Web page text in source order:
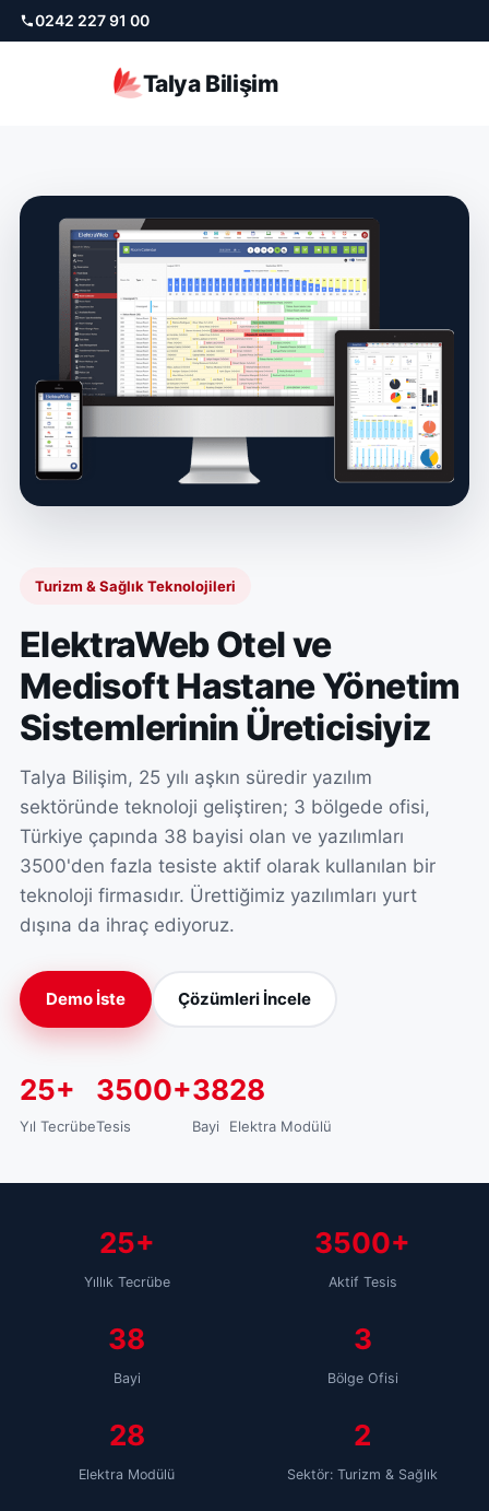
0242 227 91 00
Talya Bilişim
Turizm & Sağlık Teknolojileri
ElektraWeb Otel ve
Medisoft Hastane Yönetim
Sistemlerinin Üreticisiyiz
Talya Bilişim, 25 yılı aşkın süredir yazılım
sektöründe teknoloji geliştiren; 3 bölgede ofisi,
Türkiye çapında 38 bayisi olan ve yazılımları
3500'den fazla tesiste aktif olarak kullanılan bir
teknoloji firmasıdır. Ürettiğimiz yazılımları yurt
dışına da ihraç ediyoruz.
Demo İste Çözümleri İncele
25+
Yıl Tecrübe
3500+
Tesis
38
Bayi
28
Elektra Modülü
25+
Yıllık Tecrübe
3500+
Aktif Tesis
38
Bayi
3
Bölge Ofisi
28
Elektra Modülü
2
Sektör: Turizm & Sağlık